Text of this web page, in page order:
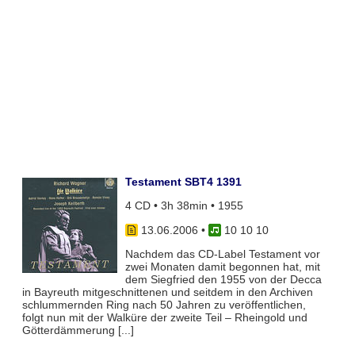
Testament SBT4 1391
4 CD • 3h 38min • 1955
13.06.2006 •
10 10 10
Nachdem das CD-Label Testament vor
zwei Monaten damit begonnen hat, mit
dem Siegfried den 1955 von der Decca
in Bayreuth mitgeschnittenen und seitdem in den Archiven
schlummernden Ring nach 50 Jahren zu veröffentlichen,
folgt nun mit der Walküre der zweite Teil – Rheingold und
Götterdämmerung [...]